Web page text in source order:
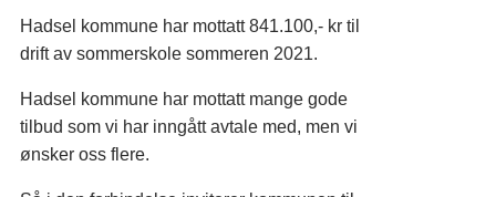
Hadsel kommune har mottatt 841.100,- kr til
drift av sommerskole sommeren 2021.
Hadsel kommune har mottatt mange gode
tilbud som vi har inngått avtale med, men vi
ønsker oss flere.